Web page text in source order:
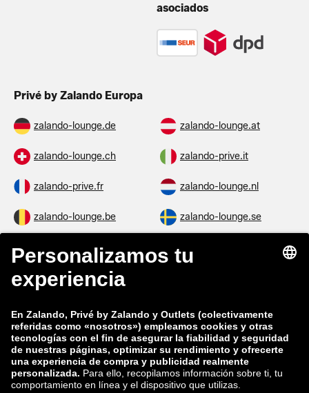
asociados
Privé by Zalando Europa
zalando-lounge.de zalando-lounge.at
zalando-lounge.ch zalando-prive.it
zalando-prive.fr zalando-lounge.nl
zalando-lounge.be zalando-lounge.se
zalando-lounge.fi
zalando-lounge.co.uk
zalando-prive.es
zalando-lounge.lt zalando-lounge.sk
zalando-lounge.ro zalando-lounge.hr